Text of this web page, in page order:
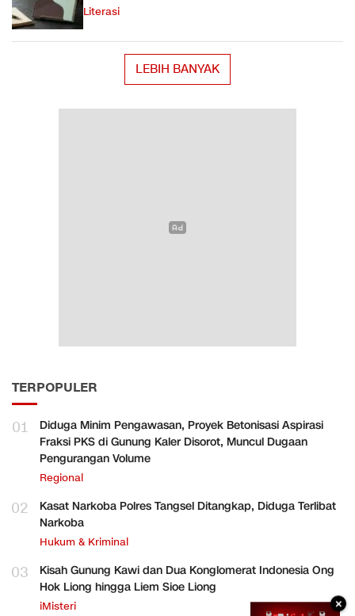
Literasi
LEBIH BANYAK
TERPOPULER
01
Diduga Minim Pengawasan, Proyek Betonisasi Aspirasi
Fraksi PKS di Gunung Kaler Disorot, Muncul Dugaan
Pengurangan Volume
Regional
02
Kasat Narkoba Polres Tangsel Ditangkap, Diduga Terlibat
Narkoba
Hukum & Kriminal
03
Kisah Gunung Kawi dan Dua Konglomerat Indonesia Ong
Hok Liong hingga Liem Sioe Liong
iMisteri ×